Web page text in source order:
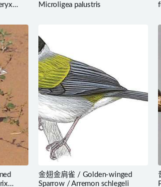
Microligea palustris
金翅金肩雀 / Golden-winged
Sparrow / Arremon schlegeli